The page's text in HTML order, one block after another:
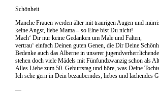
Schönheit
Manche Frauen werden älter mit traurigen Augen und
keine Angst, liebe Mama – so Eine bist Du nicht!
Mach‘ Dir nur keine Gedanken um Male und Falten,
vertrau‘ einfach Deinen guten Genen, die Dir Deine
Bedenke auch das Alberne in unserer
stehen doch viele Mädels mit Fünfundzwanzig schon als
Alles Liebe zum 50. Geburtstag und höre, was Deine
Ich sehe gern in Dein bezauberndes, liebes und lachendes
—